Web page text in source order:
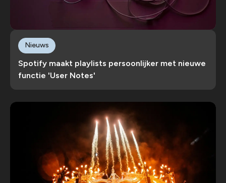
Spotify maakt playlists persoonlijker met nieuwe
functie 'User Notes'
Nieuws